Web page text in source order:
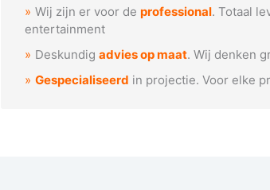
Wij zijn er voor deprofessional. Totaal
entertainment
Deskundigadvies op maat. Wij denken
Gespecialiseerd in projectie. Voor elke